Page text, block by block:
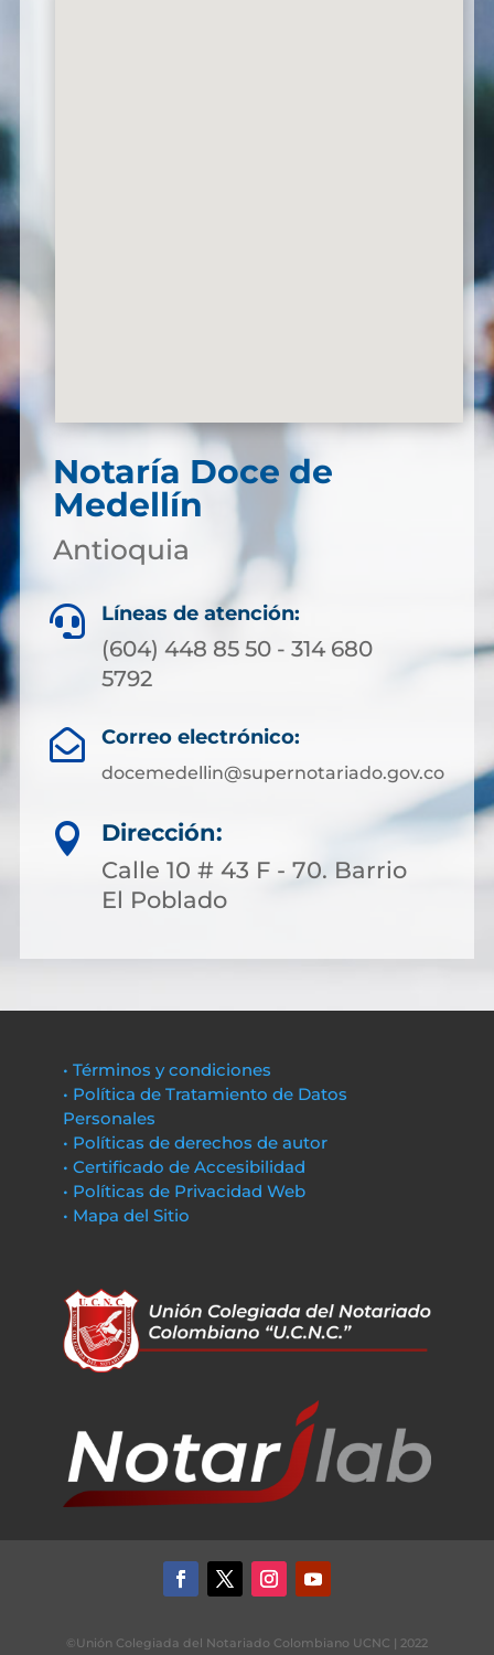
Notaría Doce de
Medellín
Antioquia
 Líneas de atención:
(604) 448 85 50 - 314 680
5792
 Correo electrónico:
docemedellin@supernotariado.gov.co

Dirección:
Calle 10 # 43 F - 70. Barrio
El Poblado
• Términos y condiciones
• Política de Tratamiento de Datos
Personales
• Políticas de derechos de autor
• Certificado de Accesibilidad
• Políticas de Privacidad Web
• Mapa del Sitio
©Unión Colegiada del Notariado Colombiano UCNC | 2022